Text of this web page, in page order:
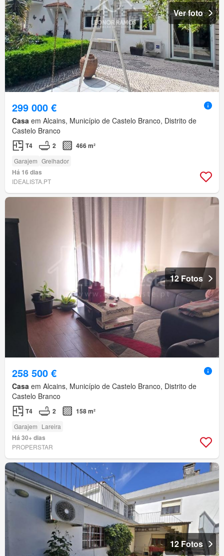
Ver foto
299 000 €
Casa em Alcains, Município de Castelo Branco, Distrito de
Castelo Branco
T4 2 466 m²
Garajem Grelhador
Há 16 dias
IDEALISTA.PT
12 Fotos
258 500 €
Casa em Alcains, Município de Castelo Branco, Distrito de
Castelo Branco
T4 2 158 m²
Garajem Lareira
Há 30+ dias
PROPERSTAR
12 Fotos